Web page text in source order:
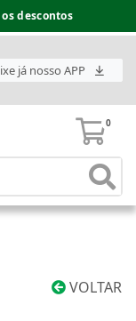
descontos
já nosso APP
0
VOLTAR